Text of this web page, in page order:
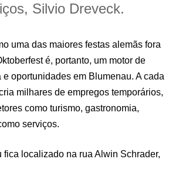
Silvio Dreveck.
uma das maiores festas alemãs fora
é, portanto, um motor de
oportunidades em Blumenau. A cada
milhares de empregos temporários,
como turismo, gastronomia,
serviços.
fica localizado na rua Alwin Schrader,